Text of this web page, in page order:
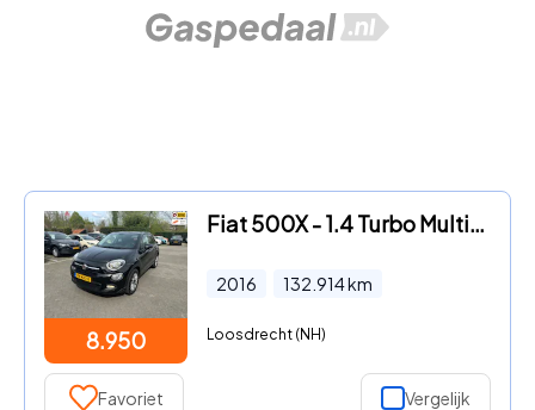
8.950
Fiat 500X - 1.4 Turbo MultiAir PopStar
2016 132.914km
Loosdrecht (NH)
Favoriet Vergelijk